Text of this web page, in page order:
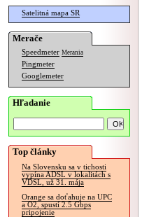
Satelitná mapa SR
Merače
Speedmeter Merania
Pingmeter
Googlemeter
Hľadanie
Top články
Na Slovensku sa v tichosti
vypína ADSL v lokalitách s
VDSL, už 31. mája
Orange sa doťahuje na UPC
a O2, spustí 2.5 Gbps
pripojenie